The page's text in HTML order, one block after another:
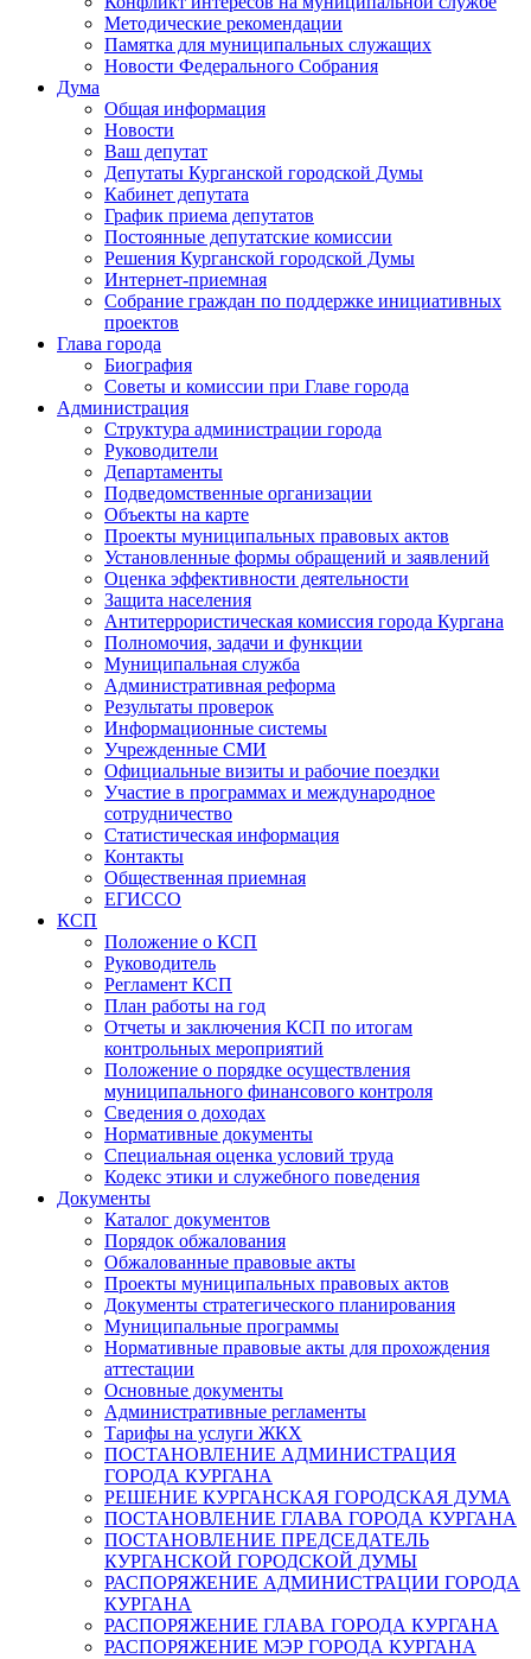
Методические рекомендации
Памятка для муниципальных служащих
Новости Федерального Cобрания
Дума
Общая информация
Новости
Ваш депутат
Депутаты Курганской городской Думы
Кабинет депутата
График приема депутатов
Постоянные депутатские комиссии
Решения Курганской городской Думы
Интернет-приемная
Собрание граждан по поддержке инициативных
проектов
Глава города
Биография
Советы и комиссии при Главе города
Администрация
Структура администрации города
Руководители
Департаменты
Подведомственные организации
Объекты на карте
Проекты муниципальных правовых актов
Установленные формы обращений и заявлений
Оценка эффективности деятельности
Защита населения
Антитеррористическая комиссия города Кургана
Полномочия, задачи и функции
Муниципальная служба
Административная реформа
Результаты проверок
Информационные системы
Учрежденные СМИ
Официальные визиты и рабочие поездки
Участие в программах и международное
сотрудничество
Статистическая информация
Контакты
Общественная приемная
ЕГИССО
КСП
Положение о КСП
Руководитель
Регламент КСП
План работы на год
Отчеты и заключения КСП по итогам
контрольных мероприятий
Положение о порядке осуществления
муниципального финансового контроля
Сведения о доходах
Нормативные документы
Специальная оценка условий труда
Кодекс этики и служебного поведения
Документы
Каталог документов
Порядок обжалования
Обжалованные правовые акты
Проекты муниципальных правовых актов
Документы стратегического планирования
Муниципальные программы
Нормативные правовые акты для прохождения
аттестации
Основные документы
Административные регламенты
Тарифы на услуги ЖКХ
ПОСТАНОВЛЕНИЕ АДМИНИСТРАЦИЯ
ГОРОДА КУРГАНА
РЕШЕНИЕ КУРГАНСКАЯ ГОРОДСКАЯ ДУМА
ПОСТАНОВЛЕНИЕ ГЛАВА ГОРОДА КУРГАНА
ПОСТАНОВЛЕНИЕ ПРЕДСЕДАТЕЛЬ
КУРГАНСКОЙ ГОРОДСКОЙ ДУМЫ
РАСПОРЯЖЕНИЕ АДМИНИСТРАЦИИ ГОРОДА
КУРГАНА
РАСПОРЯЖЕНИЕ ГЛАВА ГОРОДА КУРГАНА
РАСПОРЯЖЕНИЕ МЭР ГОРОДА КУРГАНА